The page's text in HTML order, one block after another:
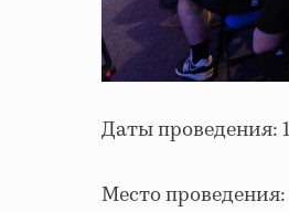
Даты проведения:
Место проведения: